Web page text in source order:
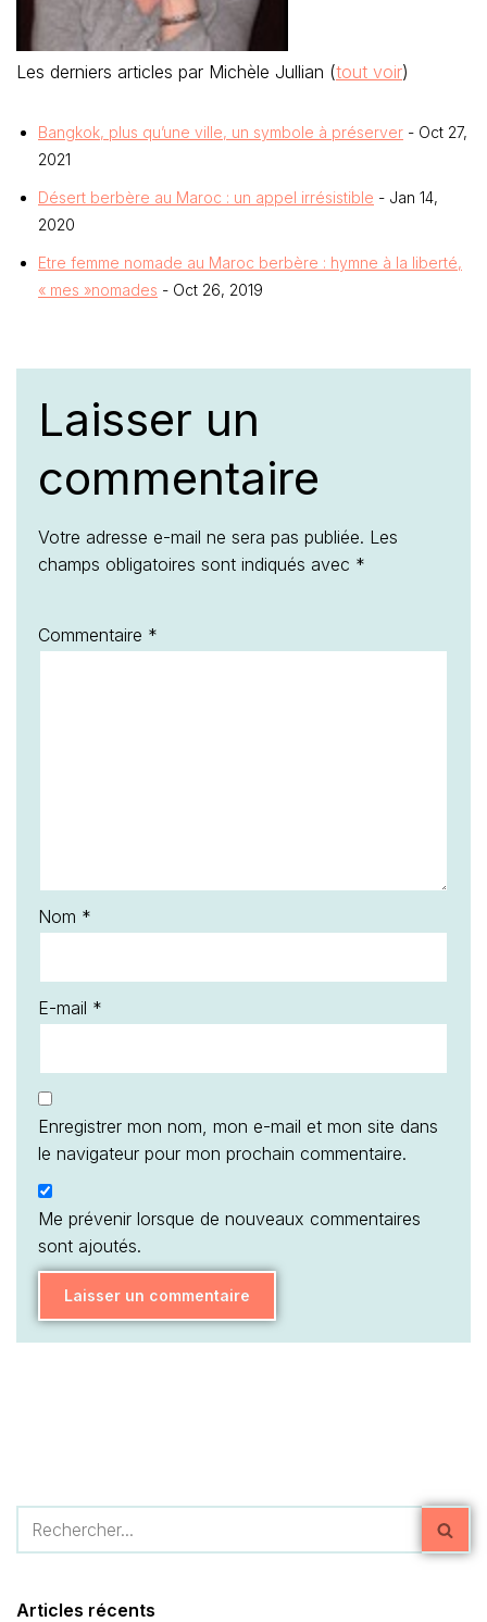
Les derniers articles par Michèle Jullian (tout voir)
Bangkok, plus qu’une ville, un symbole à préserver - Oct 27,
2021
Désert berbère au Maroc : un appel irrésistible - Jan 14,
2020
Etre femme nomade au Maroc berbère : hymne à la liberté,
« mes »nomades - Oct 26, 2019
Laisser un
commentaire
Votre adresse e-mail ne sera pas publiée. Les
champs obligatoires sont indiqués avec *
Commentaire *
Nom *
E-mail *
Enregistrer mon nom, mon e-mail et mon site dans
le navigateur pour mon prochain commentaire.
Me prévenir lorsque de nouveaux commentaires
sont ajoutés.
Articles récents